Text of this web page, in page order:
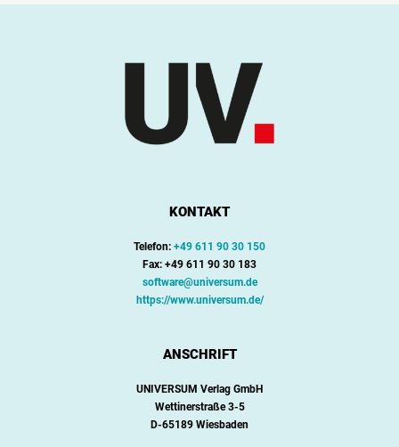
KONTAKT
Telefon: +49 611 90 30 150
Fax: +49 611 90 30 183
software@universum.de
https://www.universum.de/
ANSCHRIFT
UNIVERSUM Verlag GmbH
Wettinerstraße 3-5
D-65189 Wiesbaden